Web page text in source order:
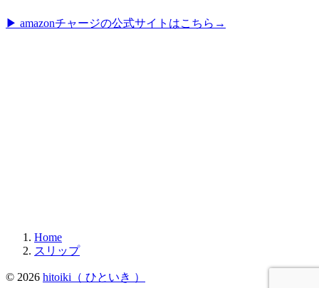
▶︎ amazonチャージの公式サイトはこちら→
Home
スリップ
© 2026 hitoiki（ ひといき ）